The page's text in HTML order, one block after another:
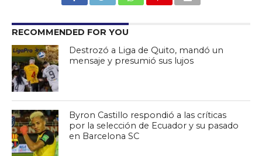
RECOMMENDED FOR YOU
Destrozó a Liga de Quito, mandó un
mensaje y presumió sus lujos
Byron Castillo respondió a las críticas
por la selección de Ecuador y su pasado
en Barcelona SC